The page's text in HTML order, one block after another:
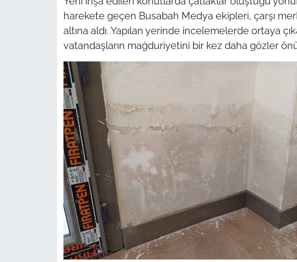
harekete geçen Busabah Medya ekipleri, çarşı
altına aldı. Yapılan yerinde incelemelerde ortaya
vatandaşların mağduriyetini bir kez daha gözler